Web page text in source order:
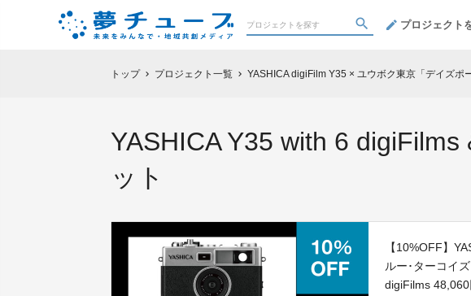
プロジェクト
トップ chevron_right プロジェクト一覧 chevron_right YASHICA digiFilm Y35 × ユウボク東京「デイズポー
YASHICA Y35 with 6
ット
【10%OFF】
ルー･ターコイ
digiFilms